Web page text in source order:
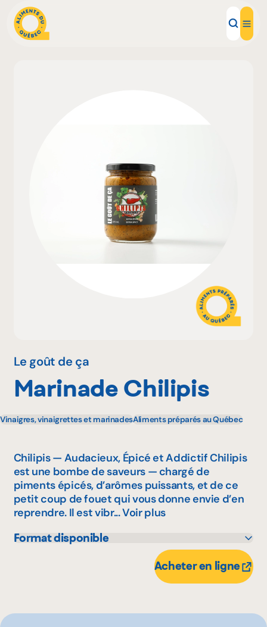
Restaurants
Institutions
Le goût de ça
Marinade Chilipis
Vinaigres, vinaigrettes et marinadesAliments préparés au Québec
Chilipis — Audacieux, Épicé et Addictif Chilipis
est une bombe de saveurs — chargé de
piments épicés, d’arômes puissants, et de ce
petit coup de fouet qui vous donne envie d’en
reprendre. Il est vibr...Voir plus
Format disponible
Acheter en ligne